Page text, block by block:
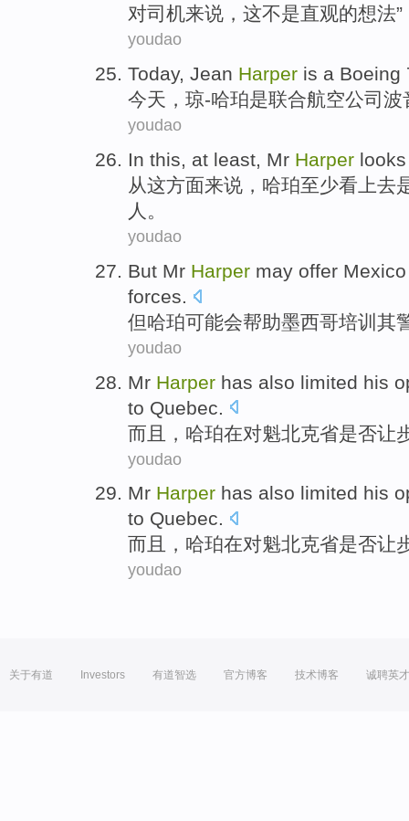
对司机来说， 这不是直观的想法”
youdao
Today, Jean Harper is a Boeing
今天 ， 琼-哈珀是联合航空公司 波
youdao
In this, at least, Mr Harper
从这方面来说， 哈珀至少看上去
人。
youdao
But Mr Harper may offer Mexico
forces.
但哈珀可能会帮助墨西哥培训 其
youdao
Mr Harper has also limited his
to Quebec
而且
， 哈珀在对魁北克省是否让
youdao
Mr Harper has also limited his
to Quebec.
而且
， 哈珀在对魁北克省是否让
youdao
关于有道 Investors 有道智选 官方博客 技术博客 诚聘英才